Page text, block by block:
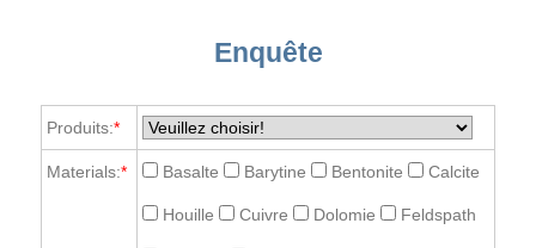
Enquête
Produits:*
Materials:* Basalte Barytine Bentonite Calcite
Houille Cuivre Dolomie Feldspath